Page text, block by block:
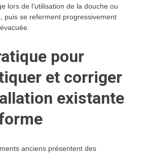
lors de l’utilisation de la douche ou
puis se referment progressivement
pour
et corriger
existante
anciens présentent des